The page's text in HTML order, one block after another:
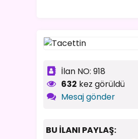
İlan NO: 918
632 kez görüldü
Mesaj gönder
BU İLANI PAYLAŞ: